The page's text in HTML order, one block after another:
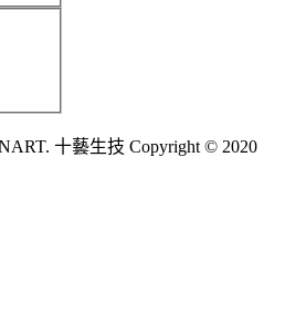
十藝生技 Copyright © 2020